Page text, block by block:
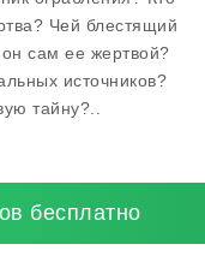
Чей блестящий
сам ее жертвой?
источников?
тайну?..
бесплатно